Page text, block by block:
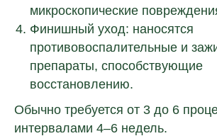
микроскопические
Финишный уход: наносятся
противовоспалительные и
препараты, способствующие
восстановлению.
Обычно требуется от 3 до 6
интервалами 4–6 недель.
Отправить